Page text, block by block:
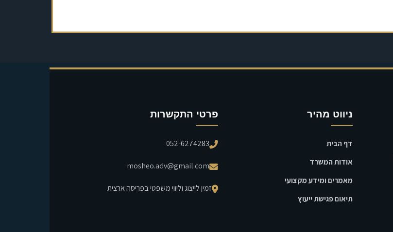
ניווט מהיר
דף הבית
אודות המשרד
מאמרים ומידע מקצועי
תיאום פגישת ייעוץ
פרטי התקשרות
052-6274283
mosheo.adv@gmail.com
זמין לייצוג וליווי משפטי בפריסה ארצית